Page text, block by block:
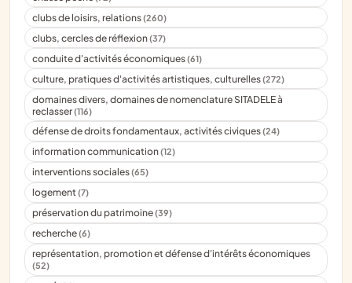
clubs de loisirs, relations(260)
clubs, cercles de réflexion(37)
conduite d'activités économiques(61)
culture, pratiques d'activités artistiques, culturelles(272)
domaines divers, domaines de nomenclature SITADELE à
reclasser(116)
défense de droits fondamentaux, activités civiques(24)
information communication(12)
interventions sociales(65)
logement(7)
préservation du patrimoine(39)
recherche(6)
représentation, promotion et défense d'intérêts économiques
(52)